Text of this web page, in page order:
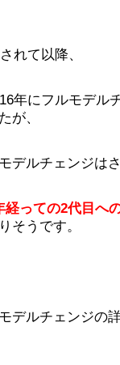
れて以降、
年にフルモデル
が、
デルチェンジはさ
経っての2代目へ
そうです。
デルチェンジの